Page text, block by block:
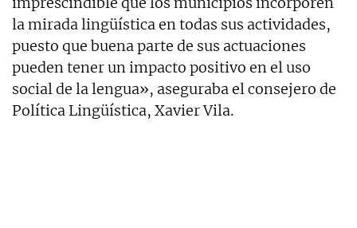
la mirada lingüística en todas sus actividades,
puesto que buena parte de sus actuaciones
pueden tener un impacto positivo en el uso
social de la lengua», aseguraba el consejero de
Política Lingüística, Xavier Vila.